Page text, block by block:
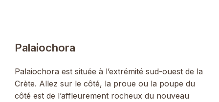
Palaiochora
Palaiochora est située à l’extrémité sud-ouest de la
Crète. Allez sur le côté, la proue ou la poupe du
côté est de l’affleurement rocheux du nouveau